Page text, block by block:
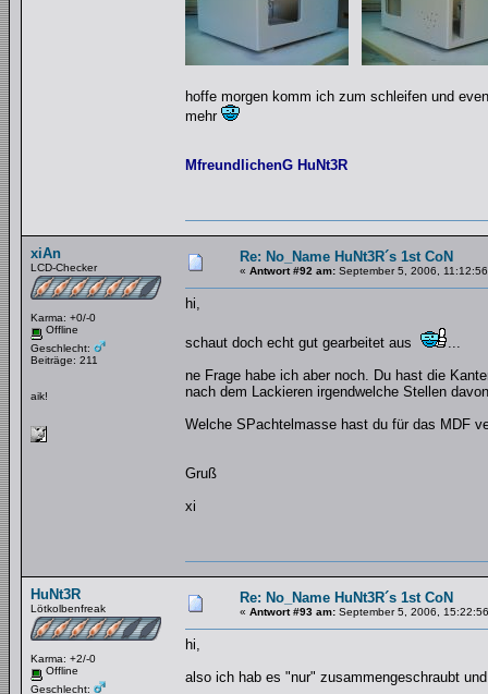
hoffe morgen komm ich zum schleifen und
mehr
MfreundlichenG HuNt3R
xiAn
LCD-Checker
Karma: +0/-0
Offline
Geschlecht:
Beiträge: 211
aik!
Re: No_Name HuNt3R´s 1st CoN
« Antwort #92 am: September 5, 2006,
hi,
schaut doch echt gut gearbeitet aus
...
ne Frage habe ich aber noch. Du hast die
nach dem Lackieren irgendwelche Stellen
Welche SPachtelmasse hast du für das MDF
Gruß
xi
HuNt3R
Lötkolbenfreak
Karma: +2/-0
Offline
Geschlecht:
Re: No_Name HuNt3R´s 1st CoN
« Antwort #93 am: September 5, 2006,
hi,
also ich hab es "nur" zusammengeschraubt